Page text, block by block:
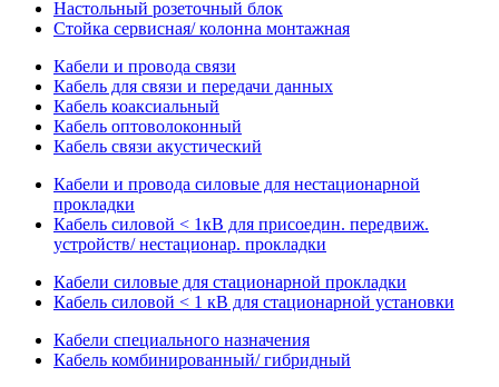
Настольный розеточный блок
Стойка сервисная/ колонна монтажная
Кабели и провода связи
Кабель для связи и передачи данных
Кабель коаксиальный
Кабель оптоволоконный
Кабель связи акустический
Кабели и провода силовые для нестационарной
прокладки
Кабель силовой < 1кВ для присоедин. передвиж.
устройств/ нестационар. прокладки
Кабели силовые для стационарной прокладки
Кабель силовой < 1 кВ для стационарной установки
Кабели специального назначения
Кабель комбинированный/ гибридный